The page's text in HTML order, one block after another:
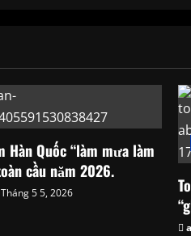
Hàn Quốc “làm mưa làm
cầu năm 2026.
Tháng 5 5, 2026